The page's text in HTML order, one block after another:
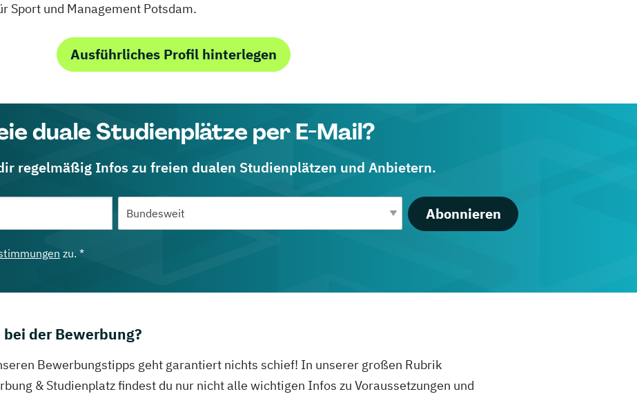
Sport und Management Potsdam.
Ausführliches Profil hinterlegen
duale Studienplätze per E-Mail?
regelmäßig Infos zu freien dualen Studienplätzen und Anbietern.
Abonnieren
zu. *
der Bewerbung?
Bewerbungstipps geht garantiert nichts schief! In unserer großen Rubrik
& Studienplatz findest du nur nicht alle wichtigen Infos zu Voraussetzungen und